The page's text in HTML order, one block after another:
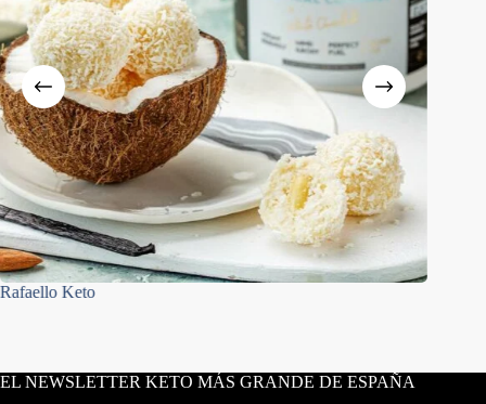
Rafaello Keto
EL NEWSLETTER KETO MÁS GRANDE DE ESPAÑA